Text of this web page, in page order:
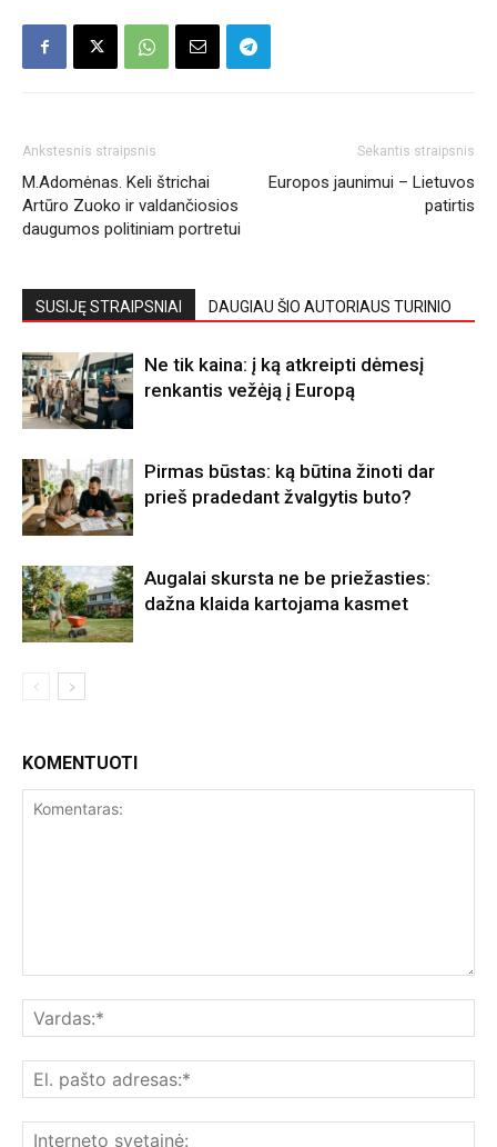
Ankstesnis straipsnis
M.Adomėnas. Keli štrichai
Artūro Zuoko ir valdančiosios
daugumos politiniam portretui
Sekantis straipsnis
Europos jaunimui – Lietuvos
patirtis
SUSIJĘ STRAIPSNIAI DAUGIAU ŠIO AUTORIAUS TURINIO
Ne tik kaina: į ką atkreipti dėmesį
renkantis vežėją į Europą
Pirmas būstas: ką būtina žinoti dar
prieš pradedant žvalgytis buto?
Augalai skursta ne be priežasties:
dažna klaida kartojama kasmet
KOMENTUOTI